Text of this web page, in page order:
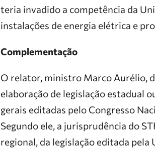
teria invadido a competência da
instalações de energia elétrica e
Complementação
O relator, ministro Marco Aurélio,
elaboração de legislação estadual
gerais editadas pelo Congresso
Segundo ele, a jurisprudência do
regional, da legislação editada